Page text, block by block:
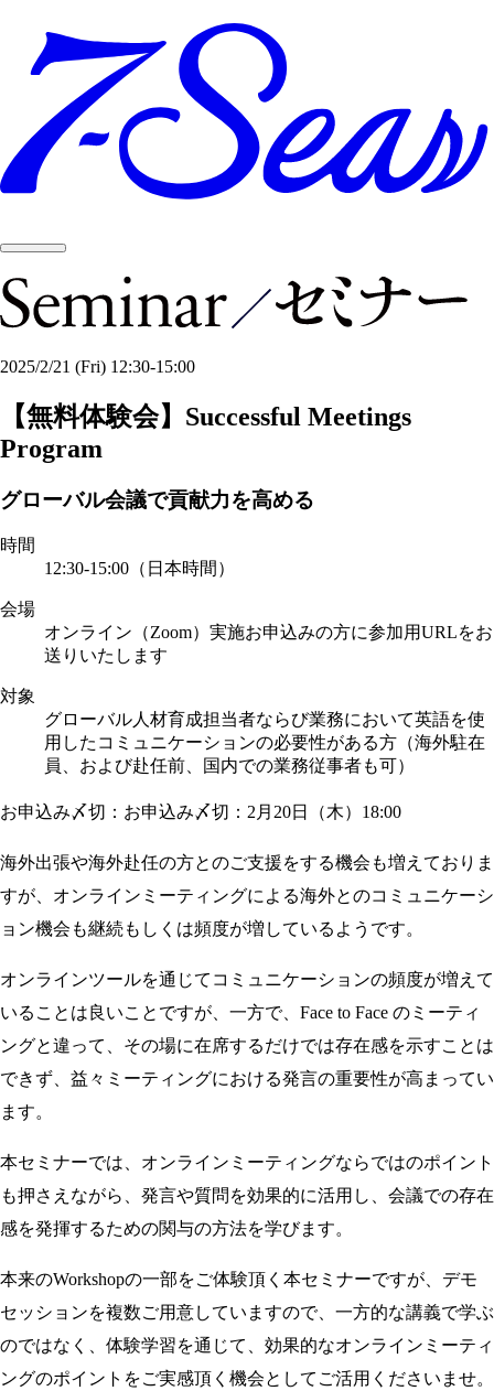
2025/2/21 (Fri) 12:30-15:00
【無料体験会】Successful​ Meetings
Program
グローバル会議で貢献力を高める
時間
12:30-15:00（日本時間）
会場
オンライン（Zoom）実施お申込みの方に参加用URLをお
送りいたします
対象
グローバル人材育成担当者ならび業務において英語を使
用したコミュニケーションの必要性がある方（海外駐在
員、および赴任前、国内での業務従事者も可）
お申込み〆切：お申込み〆切：2月20日（木）18:00
海外出張や海外赴任の方とのご支援をする機会も増えておりま
すが、オンラインミーティングによる海外とのコミュニケーシ
ョン機会も継続もしくは頻度が増しているようです。
オンラインツールを通じてコミュニケーションの頻度が増えて
いることは良いことですが、一方で、Face to Face のミーティ
ングと違って、その場に在席するだけでは存在感を示すことは
できず、益々ミーティングにおける発言の重要性が高まってい
ます。
本セミナーでは、オンラインミーティングならではのポイント
も押さえながら、発言や質問を効果的に活用し、会議での存在
感を発揮するための関与の方法を学びます。
本来のWorkshopの一部をご体験頂く本セミナーですが、デモ
セッションを複数ご用意していますので、一方的な講義で学ぶ
のではなく、体験学習を通じて、効果的なオンラインミーティ
ングのポイントをご実感頂く機会としてご活用くださいませ。